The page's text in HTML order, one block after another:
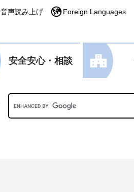
音声読み上げ Foreign Languages
安全安心・相談
Googleカスタム検索